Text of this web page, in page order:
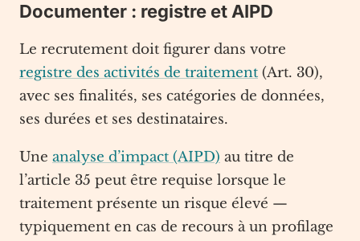
Documenter : registre et AIPD
Le recrutement doit figurer dans votre
registre des activités de traitement (Art. 30),
avec ses finalités, ses catégories de données,
ses durées et ses destinataires.
Une analyse d’impact (AIPD) au titre de
l’article 35 peut être requise lorsque le
traitement présente un risque élevé —
typiquement en cas de recours à un profilage